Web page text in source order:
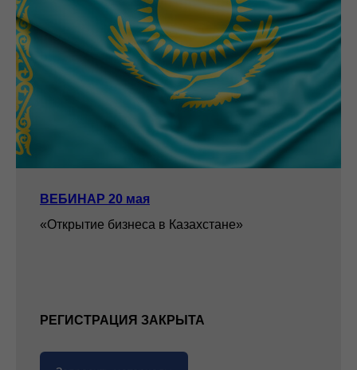
ВЕБИНАР 20 мая
«Открытие бизнеса в Казахстане»
РЕГИСТРАЦИЯ ЗАКРЫТА